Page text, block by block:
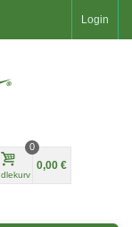
Login
0
0,00 €